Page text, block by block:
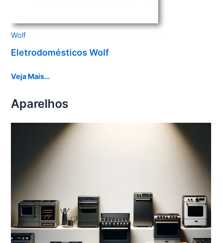
Wolf
Eletrodomésticos Wolf
Veja Mais…
Aparelhos